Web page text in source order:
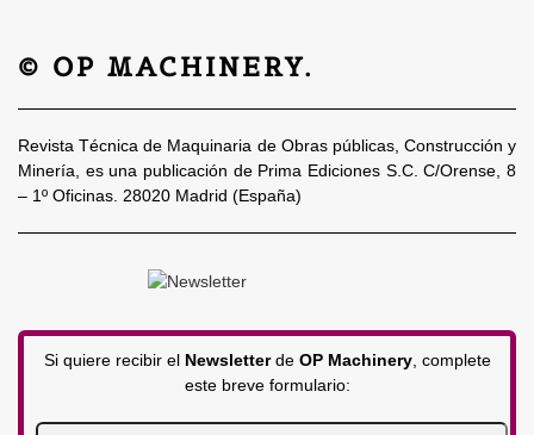
© OP MACHINERY.
Revista Técnica de Maquinaria de Obras públicas, Construcción y
Minería, es una publicación de Prima Ediciones S.C. C/Orense, 8
– 1º Oficinas. 28020 Madrid (España)
Si quiere recibir el Newsletterde OP Machinery, complete
este breve formulario: